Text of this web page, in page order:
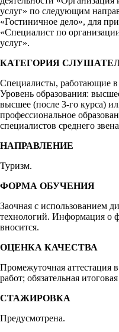
услуг» по следующим
«Гостиничное дело», для
«Специалист по
услуг».
КАТЕГОРИЯ
Специалисты, работающие в
Уровень образования:
высшее (после 3-го курса)
профессиональное
специалистов среднего
НАПРАВЛЕНИЕ
Туризм.
ФОРМА ОБУЧЕНИЯ
Заочная с использованием
технологий. Информация о
вносится.
ОЦЕНКА КАЧЕСТВА
Промежуточная аттестация
работ; обязательная
СТАЖИРОВКА
Предусмотрена.